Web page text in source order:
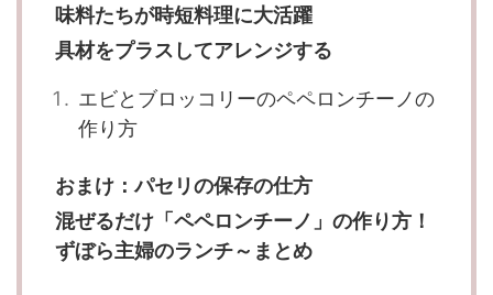
味料たちが時短料理に大活躍
具材をプラスしてアレンジする
エビとブロッコリーのペペロンチーノの
作り方
おまけ：パセリの保存の仕方
混ぜるだけ「ペペロンチーノ」の作り方！
ずぼら主婦のランチ～まとめ